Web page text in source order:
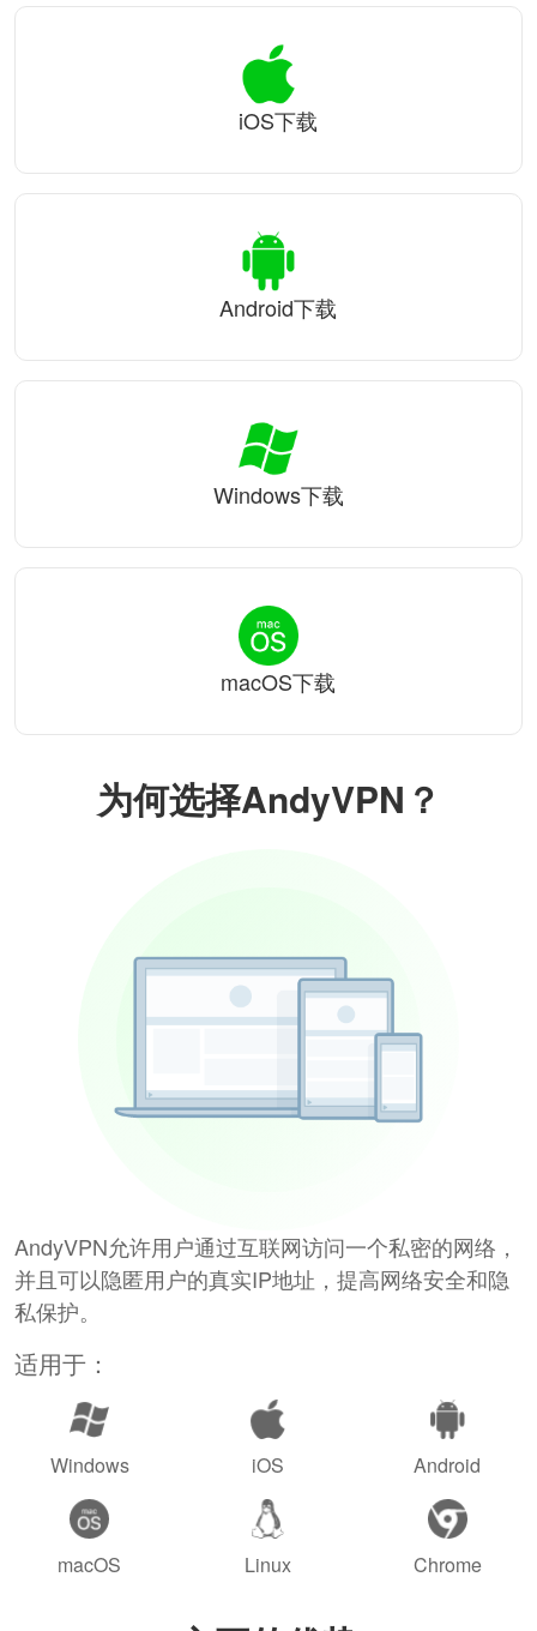
为何选择AndyVPN？
AndyVPN允许用户通过互联网访问一个私密的网络，
并且可以隐匿用户的真实IP地址，提高网络安全和隐
私保护。
适用于：
Windows iOS Android
macOS Linux Chrome
iOS下载
Android下载
Windows下载
macOS下载